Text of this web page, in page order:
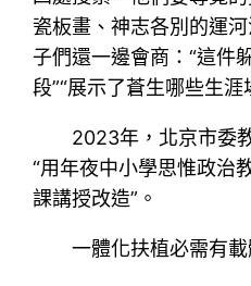
瓷板畫、神志各別的運
子們還一邊會商：“這件
段”“展示了蒼生哪些生
2023年，北京市委
“用年夜中小學思惟政治
課講授改造”。
一體化扶植必需有載